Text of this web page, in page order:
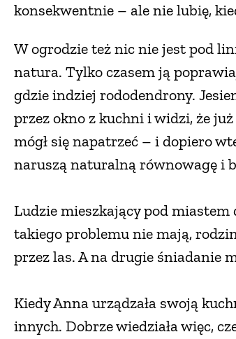
konsekwentnie – ale nie lubię,
W ogrodzie też nic nie jest pod
natura. Tylko czasem ją
gdzie indziej rododendrony.
przez okno z kuchni i widzi, że
mógł się napatrzeć – i dopiero
naruszą naturalną równowagę i
Ludzie mieszkający pod
takiego problemu nie mają,
przez las. A na drugie śniadanie
Kiedy Anna urządzała swoją
innych. Dobrze wiedziała więc,